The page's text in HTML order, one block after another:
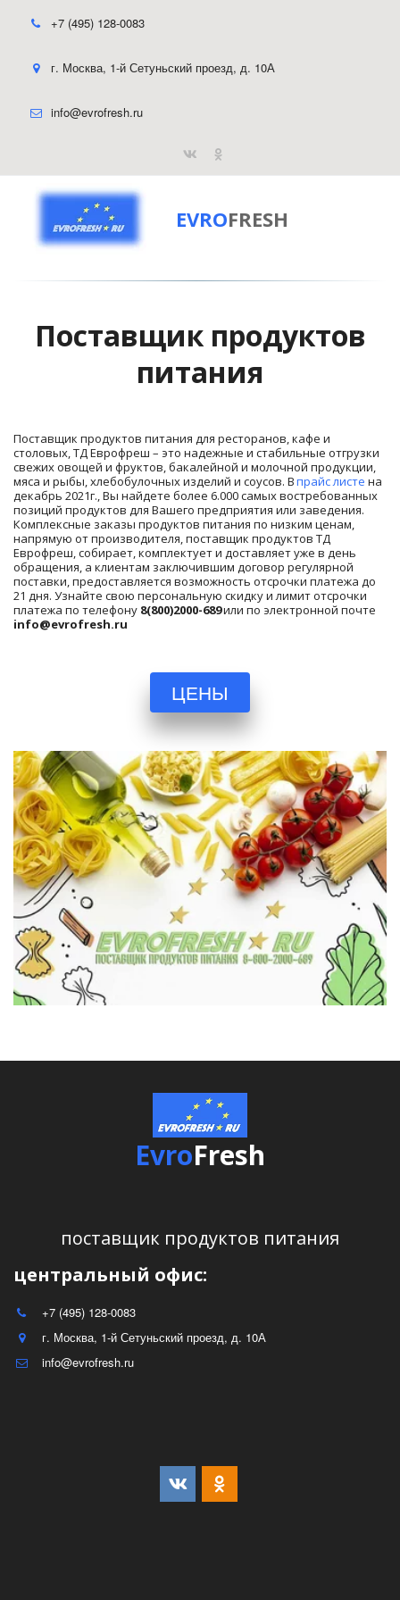
+7 (495) 128-0083
г. Москва, 1-й Сетуньский проезд, д. 10А
info@evrofresh.ru
EVROFRESH
Поставщик продуктов
питания
Поставщик продуктов питания для ресторанов, кафе и
столовых, ТД Еврофреш – это надежные и стабильные отгрузки
свежих овощей и фруктов, бакалейной и молочной продукции,
мяса и рыбы, хлебобулочных изделий и соусов. В прайс листе на
декабрь 2021г., Вы найдете более 6.000 самых востребованных
позиций продуктов для Вашего предприятия или заведения.
Комплексные заказы продуктов питания по низким ценам,
напрямую от производителя, поставщик продуктов ТД
Еврофреш, собирает, комплектует и доставляет уже в день
обращения, а клиентам заключившим договор регулярной
поставки, предоставляется возможность отсрочки платежа до
21 дня. Узнайте свою персональную скидку и лимит отсрочки
платежа по телефону 8(800)2000-689
info@evrofresh.ru
ЦЕНЫ
EvroFresh
поставщик продуктов питания
центральный офис:
+7 (495) 128-0083
г. Москва, 1-й Сетуньский проезд, д. 10А
info@evrofresh.ru